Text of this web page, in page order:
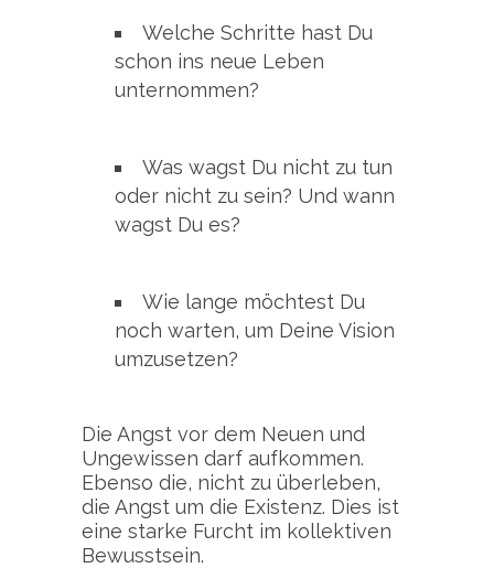
Welche Schritte hast Du
schon ins neue Leben
unternommen?
Was wagst Du nicht zu tun
oder nicht zu sein? Und wann
wagst Du es?
Wie lange möchtest Du
noch warten, um Deine Vision
umzusetzen?
Die Angst vor dem Neuen und
Ungewissen darf aufkommen.
Ebenso die, nicht zu überleben,
die Angst um die Existenz. Dies ist
eine starke Furcht im kollektiven
Bewusstsein.